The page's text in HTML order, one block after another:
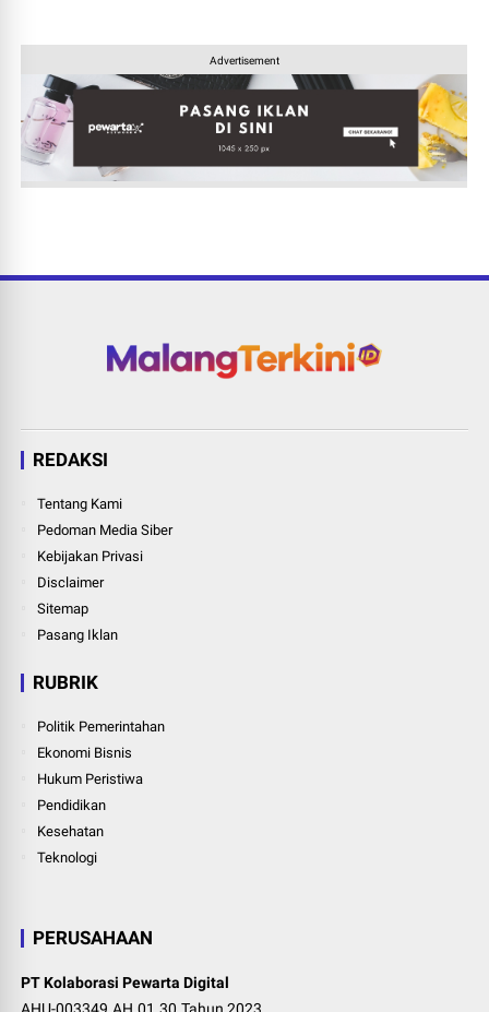
Advertisement
REDAKSI
Tentang Kami
Pedoman Media Siber
Kebijakan Privasi
Disclaimer
Sitemap
Pasang Iklan
RUBRIK
Politik Pemerintahan
Ekonomi Bisnis
Hukum Peristiwa
Pendidikan
Kesehatan
Teknologi
PERUSAHAAN
PT Kolaborasi Pewarta Digital
AHU-003349.AH.01.30.Tahun 2023